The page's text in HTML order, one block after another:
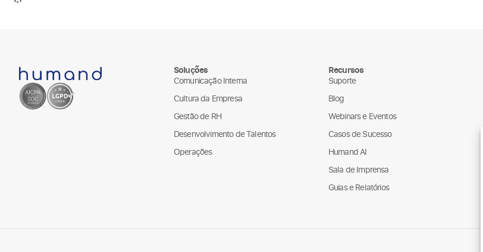
Soluções
Comunicação Interna
Cultura da Empresa
Gestão de RH
Desenvolvimento de Talentos
Operações
Recursos
Suporte
Blog
Webinars e Eventos
Casos de Sucesso
Humand AI
Sala de Imprensa
Guias e Relatórios